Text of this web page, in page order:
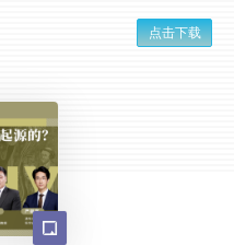
点击下载